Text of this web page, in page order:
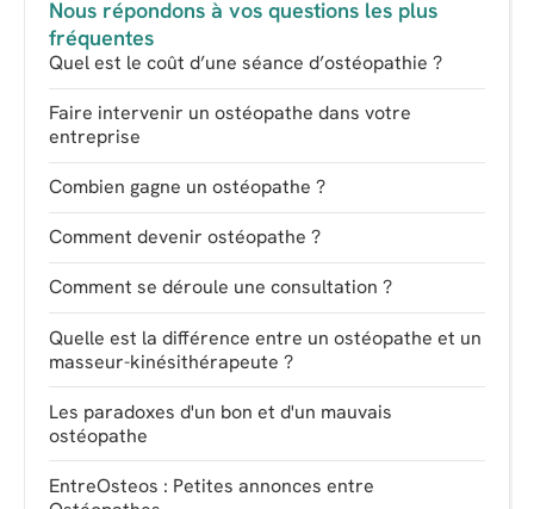
Nous répondons à vos questions les plus
fréquentes
Quel est le coût d’une séance d’ostéopathie ?
Faire intervenir un ostéopathe dans votre
entreprise
Combien gagne un ostéopathe ?
Comment devenir ostéopathe ?
Comment se déroule une consultation ?
Quelle est la différence entre un ostéopathe et un
masseur-kinésithérapeute ?
Les paradoxes d'un bon et d'un mauvais
ostéopathe
EntreOsteos : Petites annonces entre